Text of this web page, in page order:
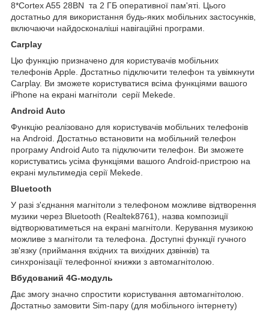
8*Cortex A55 28BN та 2 ГБ оперативної пам'яті. Цього
достатньо для використання будь-яких мобільних застосунків,
включаючи найдосконаліші навігаційні програми.
Carplay
Цю функцію призначено для користувачів мобільних
телефонів Apple. Достатньо підключити телефон та увімкнути
Carplay. Ви зможете користуватися всіма функціями вашого
iPhone на екрані магнітоли серії Mekede.
Android Auto
Функцію реалізовано для користувачів мобільних телефонів
на Android. Достатньо встановити на мобільний телефон
програму Android Auto та підключити телефон. Ви зможете
користуватись усіма функціями вашого Android-пристрою на
екрані мультимедіа серії Mekede.
Bluetooth
У разі з'єднання магнітоли з телефоном можливе відтворення
музики через Bluetooth (Realtek8761), назва композиції
відтворюватиметься на екрані магнітоли. Керування музикою
можливе з магнітоли та телефона. Доступні функції гучного
зв'язку (приймання вхідних та вихідних дзвінків) та
синхронізації телефонної книжки з автомагнітолою.
Вбудований 4G-модуль
Дає змогу значно спростити користування автомагнітолою.
Достатньо замовити Sim-пару (для мобільного інтернету)